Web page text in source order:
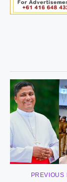
PREVIOUS